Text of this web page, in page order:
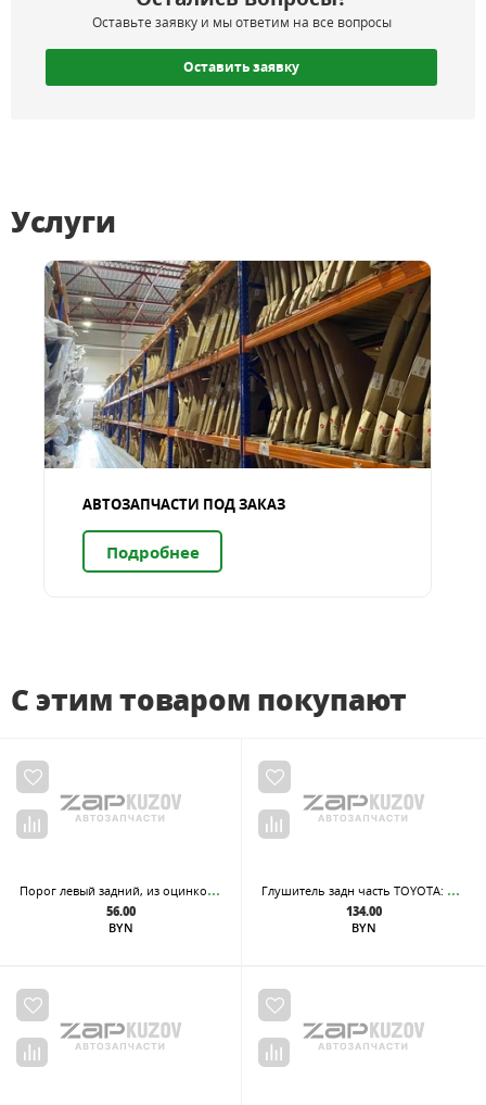
Оставьте заявку и мы ответим на все вопросы
Оставить заявку
Услуги
АВТОЗАПЧАСТИ ПОД ЗАКАЗ
Подробнее
С этим товаром покупают
Пор
ог левый задний, из оцинкованной стали
56.00
BYN
Глу
шитель задн часть TOYOTA: PROACE / PEUGEOT: EXPERT / TRAVELLER / CITROEN: JUMPY 1.6 HDI
134.00
BYN